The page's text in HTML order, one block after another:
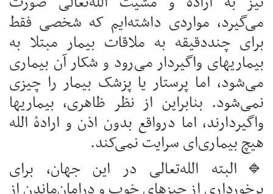
می‌گیرد، مواردی داشته‌ایم که شخصی فقط
برای چنددقیقه به ملاقات بیمار مبتلا به
بیماریهای واگیردار می‌رود و شکار آن بیماری
می‌شود، اما پرستار یا پزشک بیمار را چیزی
نمی‌شود. بنابراین از نظر ظاهری، بیماریها
واگیردارند، اما درواقع بدون اذن و ارادهٔ الله
هیچ بیماری‌ای سرایت نمی‌کند.
🔹البته الله‌تعالی در این جهان، برای